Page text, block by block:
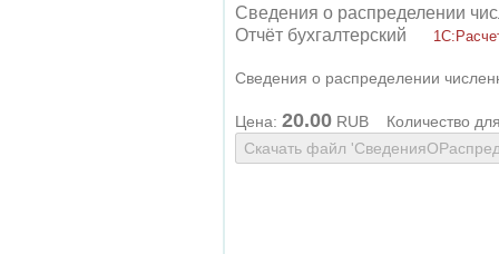
Сведения о распределении
Отчёт бухгалтерский
Сведения о распределении
Цена: 20.00 RUB Количество